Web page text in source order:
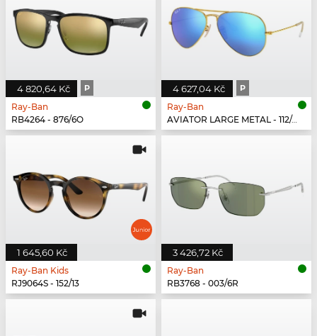
4 820,64 Kč P
Ray-Ban
RB4264 - 876/6O
4 627,04 Kč P
Ray-Ban
AVIATOR LARGE METAL - 112/4L
1 645,60 Kč
Ray-Ban Kids
RJ9064S - 152/13
3 426,72 Kč
Ray-Ban
RB3768 - 003/6R